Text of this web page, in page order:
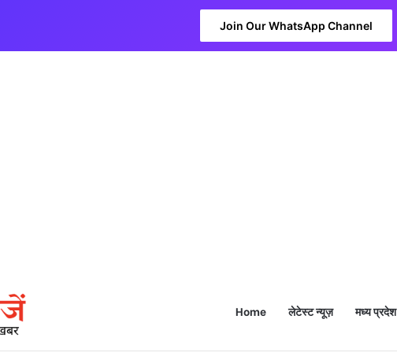
Join Our WhatsApp Channel
Home लेटेस्ट न्यूज़ मध्य प्रदेश